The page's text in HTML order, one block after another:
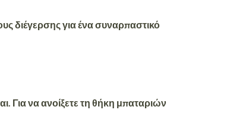
διέγερσης για ένα συναρπαστικό
Για να ανοίξετε τη θήκη μπαταριών